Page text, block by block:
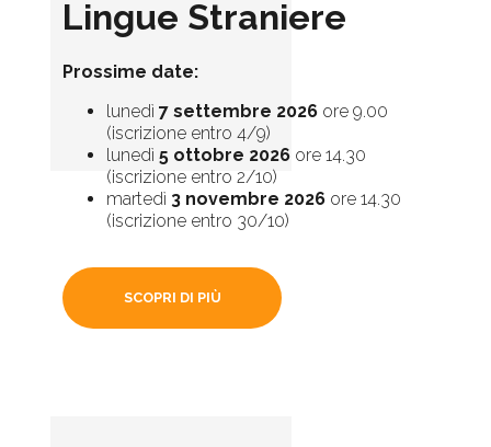
Lingue Straniere
Prossime date:
lunedì7 settembre 2026 ore 9.00
(iscrizione entro 4/9)
lunedì5 ottobre 2026 ore 14.30
(iscrizione entro 2/10)
martedì 3 novembre 2026 ore 14.30
(iscrizione entro 30/10)
SCOPRI DI PIÙ